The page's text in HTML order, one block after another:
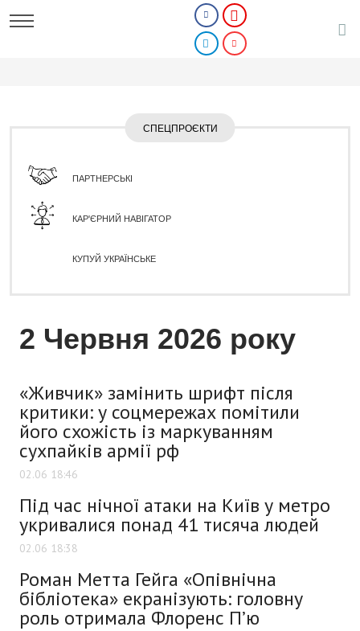
СПЕЦПРОЄКТИ
ПАРТНЕРСЬКІ
КАР'ЄРНИЙ НАВІГАТОР
КУПУЙ УКРАЇНСЬКЕ
2 Червня 2026 року
«Живчик» замінить шрифт після
критики: у соцмережах помітили
його схожість із маркуванням
сухпайків армії рф
02.06 18:46
Під час нічної атаки на Київ у метро
укривалися понад 41 тисяча людей
02.06 18:38
Роман Метта Гейга «Опівнічна
бібліотека» екранізують: головну
роль отримала Флоренс П’ю